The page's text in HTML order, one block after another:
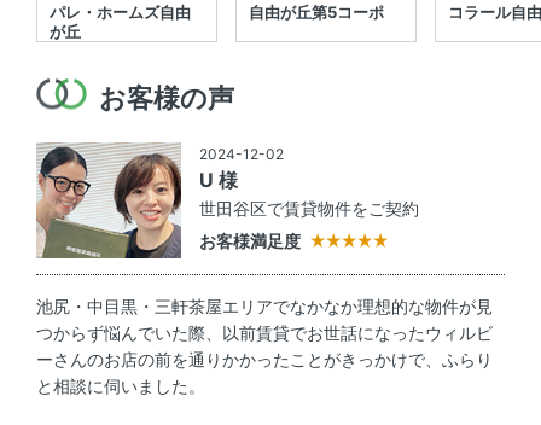
パレ・ホームズ自由
が丘
自由が丘第5コーポ コラール自
お客様の声
2024-12-02
U 様
世田谷区で賃貸物件をご契約
お客様満足度
池尻・中目黒・三軒茶屋エリアでなかなか理想的な物件が見
つからず悩んでいた際、以前賃貸でお世話になったウィルビ
ーさんのお店の前を通りかかったことがきっかけで、ふらり
と相談に伺いました。